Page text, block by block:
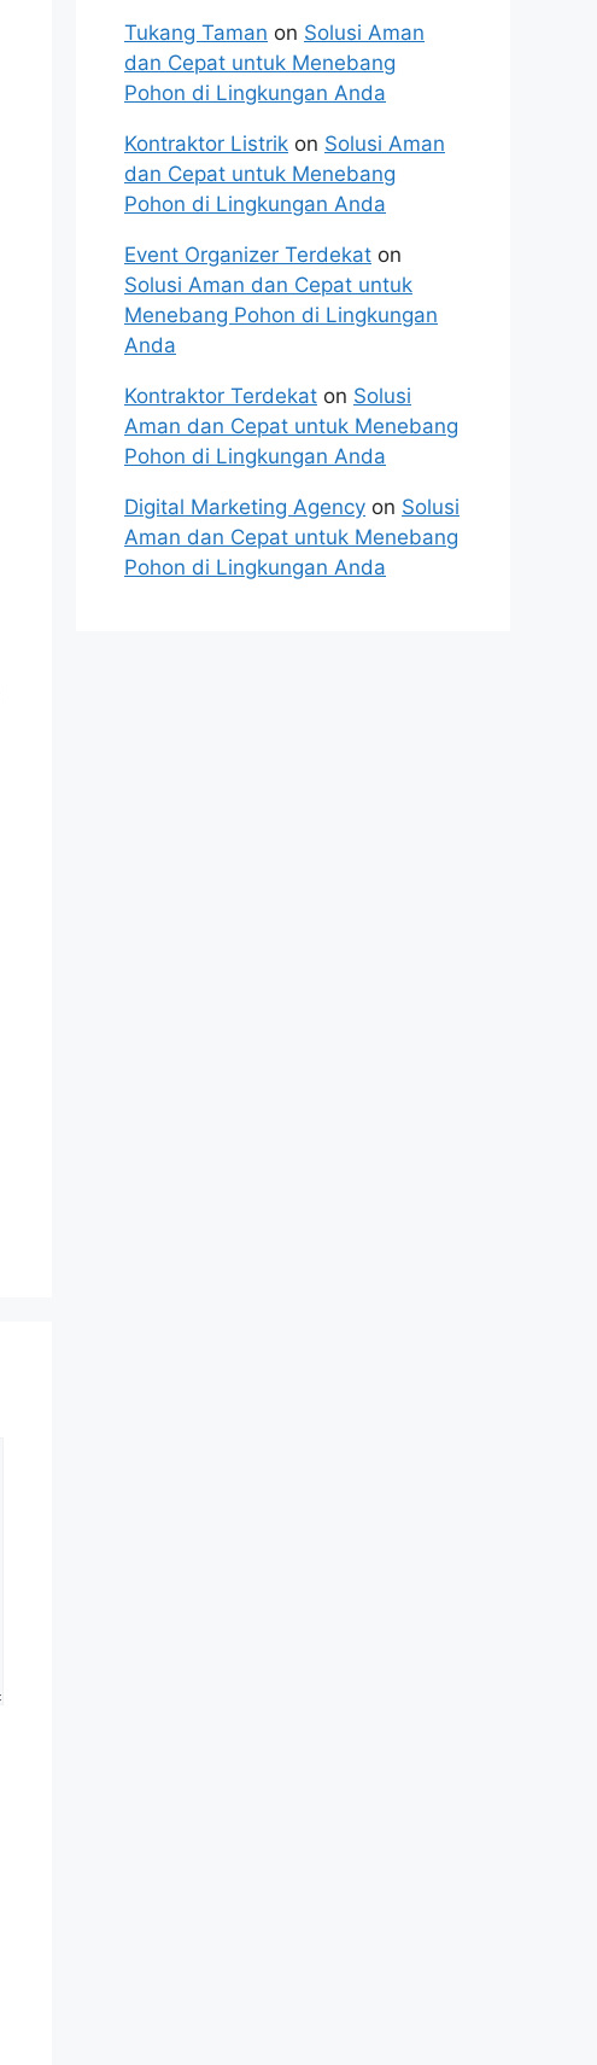
Tukang Taman on Solusi Aman
dan Cepat untuk Menebang
Pohon di Lingkungan Anda
Kontraktor Listrik on Solusi Aman
dan Cepat untuk Menebang
Pohon di Lingkungan Anda
Event Organizer Terdekat on
Solusi Aman dan Cepat untuk
Menebang Pohon di Lingkungan
Anda
Kontraktor Terdekat on Solusi
Aman dan Cepat untuk Menebang
Pohon di Lingkungan Anda
Digital Marketing Agency on Solusi
Aman dan Cepat untuk Menebang
Pohon di Lingkungan Anda